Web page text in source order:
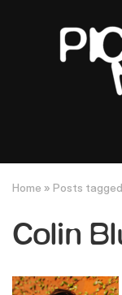
Home » Posts
Colin